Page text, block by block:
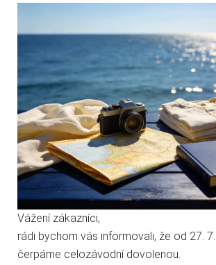
PŘIDAT DO KOŠÍKU
Zákazníci, kteří si koupili tento
koupili také:
Tyto webové stránky ukládají v souladu se
zařízení soubory, obecně nazývané
těchto stránek s tím vyjadřujete souhlas.
Technické cookies
Analytické cookies
Marketingové cookies
Vážení zákazníci,
rádi bychom vás informovali, že od 27.
čerpáme celozávodní dovolenou.